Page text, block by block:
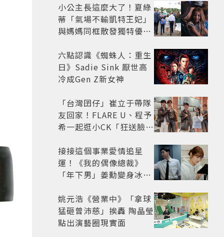
小公主長這麼大了！夏綠
蒂「氣場不輸凱特王妃」
與媽媽同框散發獨特優雅
六點認識《蜘蛛人：重生
日》Sadie Sink 厭世高
冷成Gen Z新女神
「台灣囝仔」崔立于帶隊
友回家！FLARE U、程予
希一起逛小CK「狂送臉頰
站私藏必逛名單
接接這個事業愛情追星
運！《我的偶像總裁》
「年下男」姜勳變身冰山
遇愛情
姚元浩《營業中》「拿球
猛砸曾沛慈」挨轟 陶晶瑩
點出演藝圈現實面